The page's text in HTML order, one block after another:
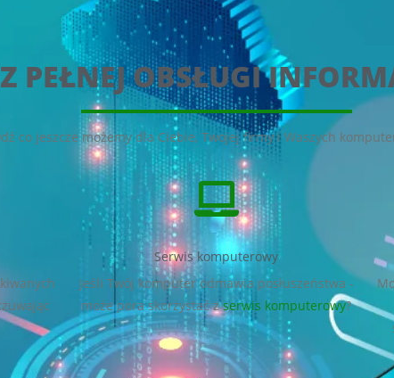
PEŁNEJ OBSŁUGI
co jeszcze możemy dla Ciebie, Twojej firmy i Waszych
Serwis komputerowy
Jeśli Twój komputer odmawia posłuszeństwa -
może pora skorzystać zserwis komputerowy?